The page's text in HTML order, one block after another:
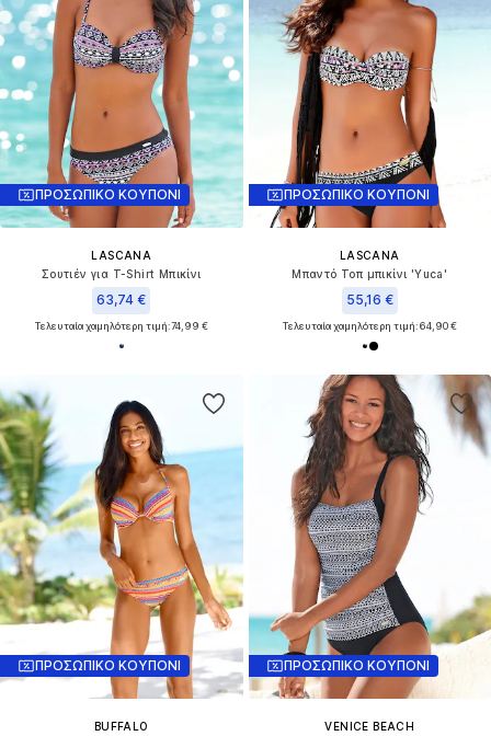
ΠΡΟΣΩΠΙΚΟ ΚΟΥΠΟΝΙ
LASCANA
Σουτιέν για T-Shirt Μπικίνι
63,74 €
Τελευταία χαμηλότερη τιμή:74,99 €
ΠΡΟΣΩΠΙΚΟ ΚΟΥΠΟΝΙ
LASCANA
Μπαντό Τοπ μπικίνι 'Yuca'
55,16 €
Τελευταία χαμηλότερη τιμή:64,90 €
ΠΡΟΣΩΠΙΚΟ ΚΟΥΠΟΝΙ
BUFFALO
ΠΡΟΣΩΠΙΚΟ ΚΟΥΠΟΝΙ
VENICE BEACH